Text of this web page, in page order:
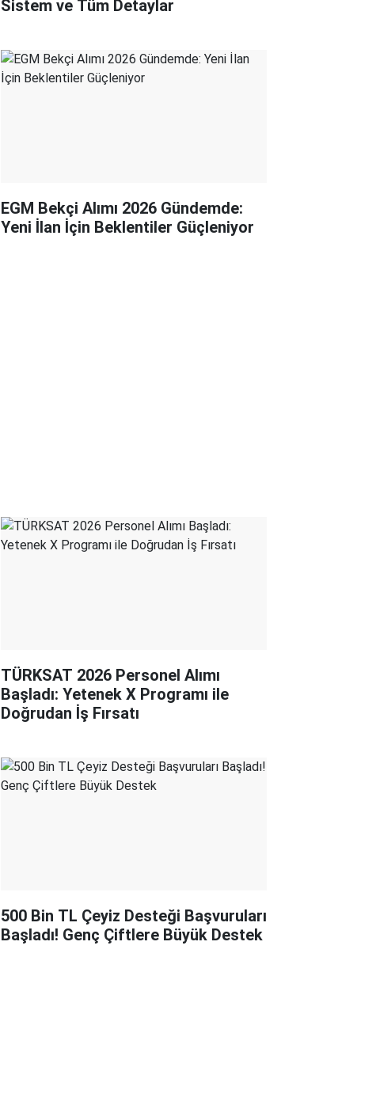
Sistem ve Tüm Detaylar
EGM Bekçi Alımı 2026 Gündemde:
Yeni İlan İçin Beklentiler Güçleniyor
TÜRKSAT 2026 Personel Alımı
Başladı: Yetenek X Programı ile
Doğrudan İş Fırsatı
500 Bin TL Çeyiz Desteği Başvuruları
Başladı! Genç Çiftlere Büyük Destek